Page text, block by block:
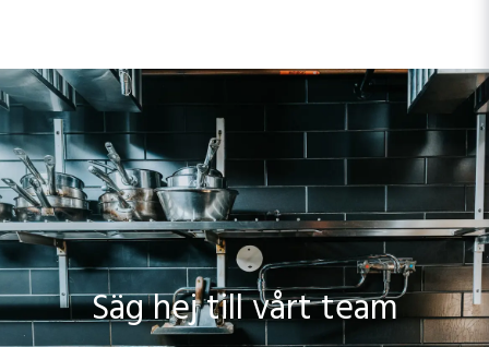
Säg hej till vårt team